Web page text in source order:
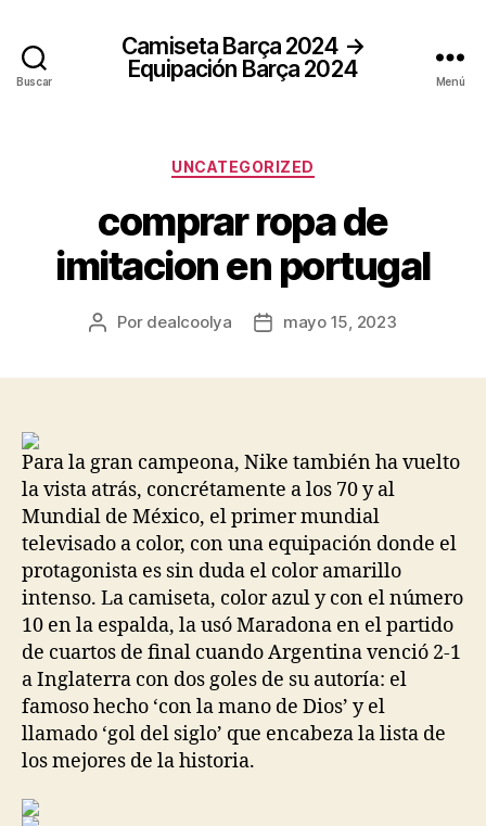
Buscar
Camiseta Barça 2024 →
Equipación Barça 2024
Menú
Categorías
UNCATEGORIZED
comprar ropa de
imitacion en portugal
Autor
Por dealcoolya
Fechamayo 15, 2023
Para la gran campeona, Nike también ha vuelto
la vista atrás, concrétamente a los 70 y al
Mundial de México, el primer mundial
televisado a color, con una equipación donde el
protagonista es sin duda el color amarillo
intenso. La camiseta, color azul y con el número
10 en la espalda, la usó Maradona en el partido
de cuartos de final cuando Argentina venció 2-1
a Inglaterra con dos goles de su autoría: el
famoso hecho ‘con la mano de Dios’ y el
llamado ‘gol del siglo’ que encabeza la lista de
los mejores de la historia.